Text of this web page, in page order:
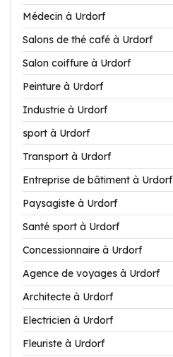
Médecin à Urdorf
Salons de thé café à Urdorf
Salon coiffure à Urdorf
Peinture à Urdorf
Industrie à Urdorf
sport à Urdorf
Transport à Urdorf
Entreprise de bâtiment à Urdorf
Paysagiste à Urdorf
Santé sport à Urdorf
Concessionnaire à Urdorf
Agence de voyages à Urdorf
Architecte à Urdorf
Electricien à Urdorf
Fleuriste à Urdorf